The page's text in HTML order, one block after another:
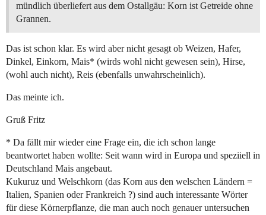
mündlich überliefert aus dem Ostallgäu: Korn ist Getreide ohne
Grannen.
Das ist schon klar. Es wird aber nicht gesagt ob Weizen, Hafer,
Dinkel, Einkorn, Mais* (wirds wohl nicht gewesen sein), Hirse,
(wohl auch nicht), Reis (ebenfalls unwahrscheinlich).
Das meinte ich.
Gruß Fritz
* Da fällt mir wieder eine Frage ein, die ich schon lange
beantwortet haben wollte: Seit wann wird in Europa und speziiell in
Deutschland Mais angebaut.
Kukuruz und Welschkorn (das Korn aus den welschen Ländern =
Italien, Spanien oder Frankreich ?) sind auch interessante Wörter
für diese Körnerpflanze, die man auch noch genauer untersuchen